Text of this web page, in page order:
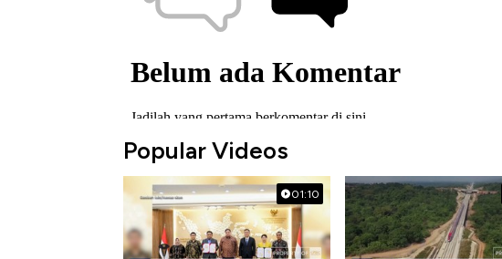
Popular Videos
01:10